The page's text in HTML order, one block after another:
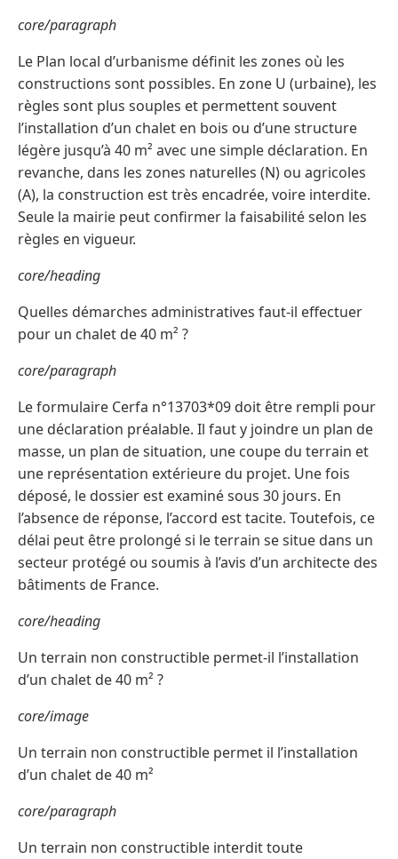
core/paragraph
Le Plan local d’urbanisme définit les zones où les
constructions sont possibles. En zone U (urbaine), les
règles sont plus souples et permettent souvent
l’installation d’un chalet en bois ou d’une structure
légère jusqu’à 40 m² avec une simple déclaration. En
revanche, dans les zones naturelles (N) ou agricoles
(A), la construction est très encadrée, voire interdite.
Seule la mairie peut confirmer la faisabilité selon les
règles en vigueur.
core/heading
Quelles démarches administratives faut-il effectuer
pour un chalet de 40 m² ?
core/paragraph
Le formulaire Cerfa n°13703*09 doit être rempli pour
une déclaration préalable. Il faut y joindre un plan de
masse, un plan de situation, une coupe du terrain et
une représentation extérieure du projet. Une fois
déposé, le dossier est examiné sous 30 jours. En
l’absence de réponse, l’accord est tacite. Toutefois, ce
délai peut être prolongé si le terrain se situe dans un
secteur protégé ou soumis à l’avis d’un architecte des
bâtiments de France.
core/heading
Un terrain non constructible permet-il l’installation
d’un chalet de 40 m² ?
core/image
Un terrain non constructible permet il l’installation
d’un chalet de 40 m²
core/paragraph
Un terrain non constructible interdit toute